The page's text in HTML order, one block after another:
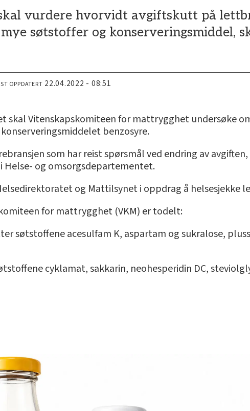
vurdere hvorvidt avgiftskutt på
søtstoffer og konserveringsmiddel,
OPPDATERT 22.04.2022 - 08:51
skal Vitenskapskomiteen for mattrygghet undersøke
benzosyre.
som har reist spørsmål ved endring av
Helse- og omsorgsdepartementet.
og Mattilsynet i oppdrag å helsesjekke
for mattrygghet (VKM) er todelt:
søtstoffene acesulfam K, aspartam og sukralose,
cyklamat, sakkarin, neohesperidin DC,